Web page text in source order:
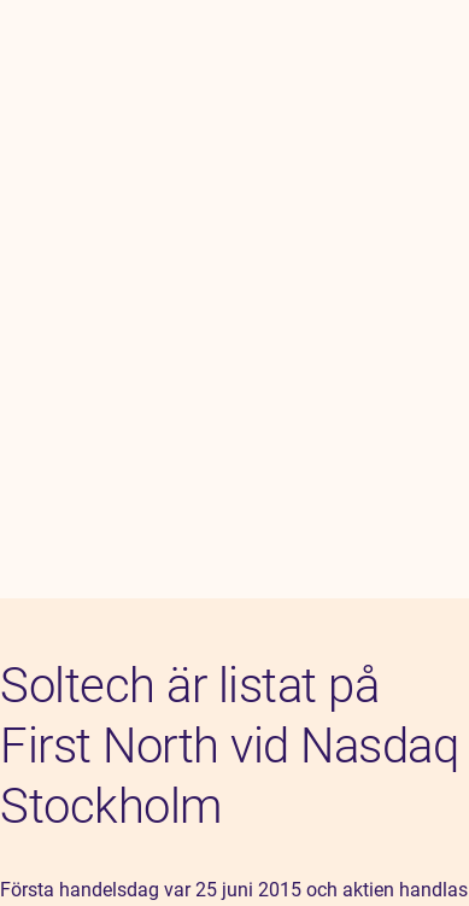
Soltech är listat på
First North vid Nasdaq
Stockholm
Första handelsdag var 25 juni 2015 och aktien handlas